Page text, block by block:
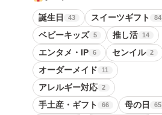
誕生日 43 スイーツギフト 84
ベビーキッズ 5 推し活 14
エンタメ・IP 6 センイル 2
オーダーメイド 11
アレルギー対応 2
手土産・ギフト 66 母の日 65